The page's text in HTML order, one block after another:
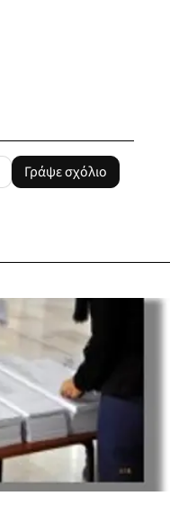
Γράψε σχόλιο